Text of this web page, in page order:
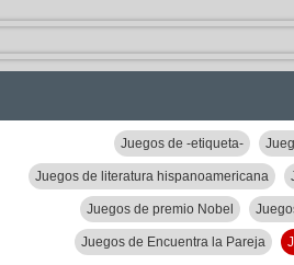
Juegos de -etiqueta-
Juegos de literatura hispanoamericana
Juegos de premio Nobel
Juegos de Encuentra la Pareja